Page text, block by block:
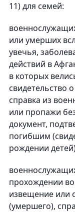
11) для семей:
или умерших
увечья,
действий в
в которых
свидетельство
справка из
или пропажи
документ,
погибшим
рождении
прохождении
извещение или
(умершего),